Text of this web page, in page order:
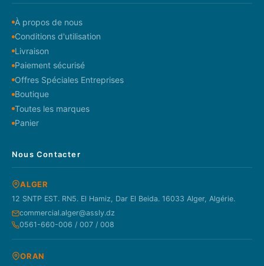
À propos de nous
Conditions d'utilisation
Livraison
Paiement sécurisé
Offres Spéciales Entreprises
Boutique
Toutes les marques
Panier
Nous Contacter
ALGER
12 SNTP EST. RN5. El Hamiz, Dar El Beida. 16033 Alger, Algérie.
commercial.alger@assly.dz
0561-660-006 / 007 / 008
ORAN